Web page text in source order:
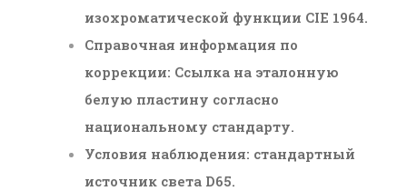
изохроматической функции CIE 1964.
Справочная информация по
коррекции: Ссылка на эталонную
белую пластину согласно
национальному стандарту.
Условия наблюдения: стандартный
источник света D65.